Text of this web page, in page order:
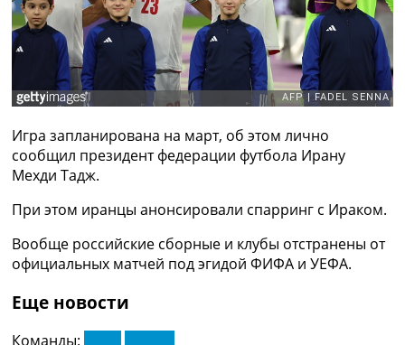
RU
UA
Categories
Главная
Видео
Трансферы
Новости футбола Украины
Конкурс прогнозов
Логин
Рейтинги
Коллективный прогноз
Игра запланирована на март, об этом лично
сообщил президент федерации футбола Ирану
Мехди Тадж.
При этом иранцы анонсировали спарринг с Ираком.
Вообще российские сборные и клубы отстранены от
официальных матчей под эгидой ФИФА и УЕФА.
Еще новости
Команды: